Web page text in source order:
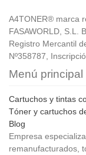
A4TONER® marca
FASAWORLD, S.L.
Registro Mercantil
Nº358787,
Menú principal
Cartuchos y tintas
Tóner y cartuchos
Blog
Empresa
remanufacturados,